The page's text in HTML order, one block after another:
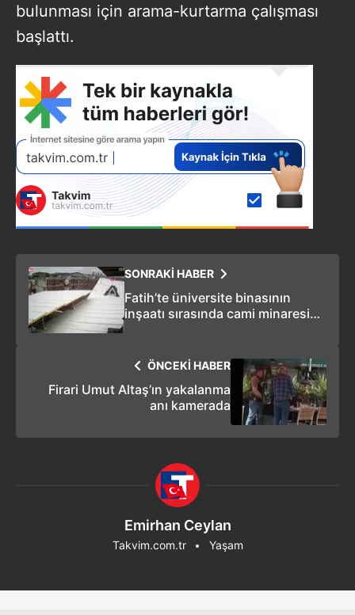
bulunması için arama-kurtarma çalışması
başlattı.
SONRAKİ HABER
Fatih’te üniversite binasının
inşaatı sırasında cami minaresi
ÖNCEKİ HABER
Firari Umut Altaş’ın yakalanma
anı kamerada
Emirhan Ceylan
Takvim.com.tr Yaşam